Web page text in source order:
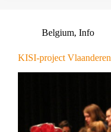
Belgium, Info
KISI-project Vlaanderen